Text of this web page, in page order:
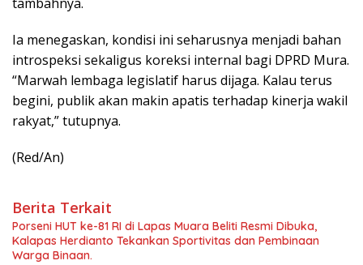
Ia menegaskan, kondisi ini seharusnya menjadi bahan
introspeksi sekaligus koreksi internal bagi DPRD Mura.
“Marwah lembaga legislatif harus dijaga. Kalau terus
begini, publik akan makin apatis terhadap kinerja wakil
rakyat,” tutupnya.
(Red/An)
Berita Terkait
Porseni HUT ke-81 RI di Lapas Muara Beliti Resmi Dibuka,
Kalapas Herdianto Tekankan Sportivitas dan Pembinaan
Warga Binaan.